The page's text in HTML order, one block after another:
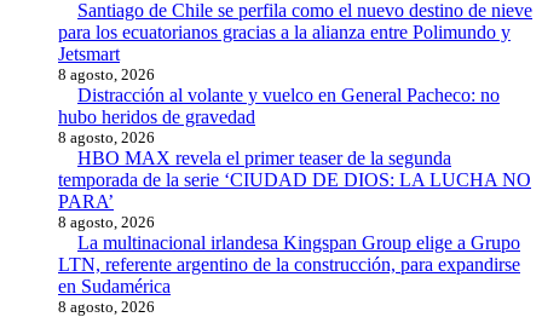
Santiago de Chile se perfila como el nuevo destino de nieve
para los ecuatorianos gracias a la alianza entre Polimundo y
Jetsmart
8 agosto, 2026
Distracción al volante y vuelco en General Pacheco: no
hubo heridos de gravedad
8 agosto, 2026
HBO MAX revela el primer teaser de la segunda
temporada de la serie ‘CIUDAD DE DIOS: LA LUCHA NO
PARA’
8 agosto, 2026
La multinacional irlandesa Kingspan Group elige a Grupo
LTN, referente argentino de la construcción, para expandirse
en Sudamérica
8 agosto, 2026